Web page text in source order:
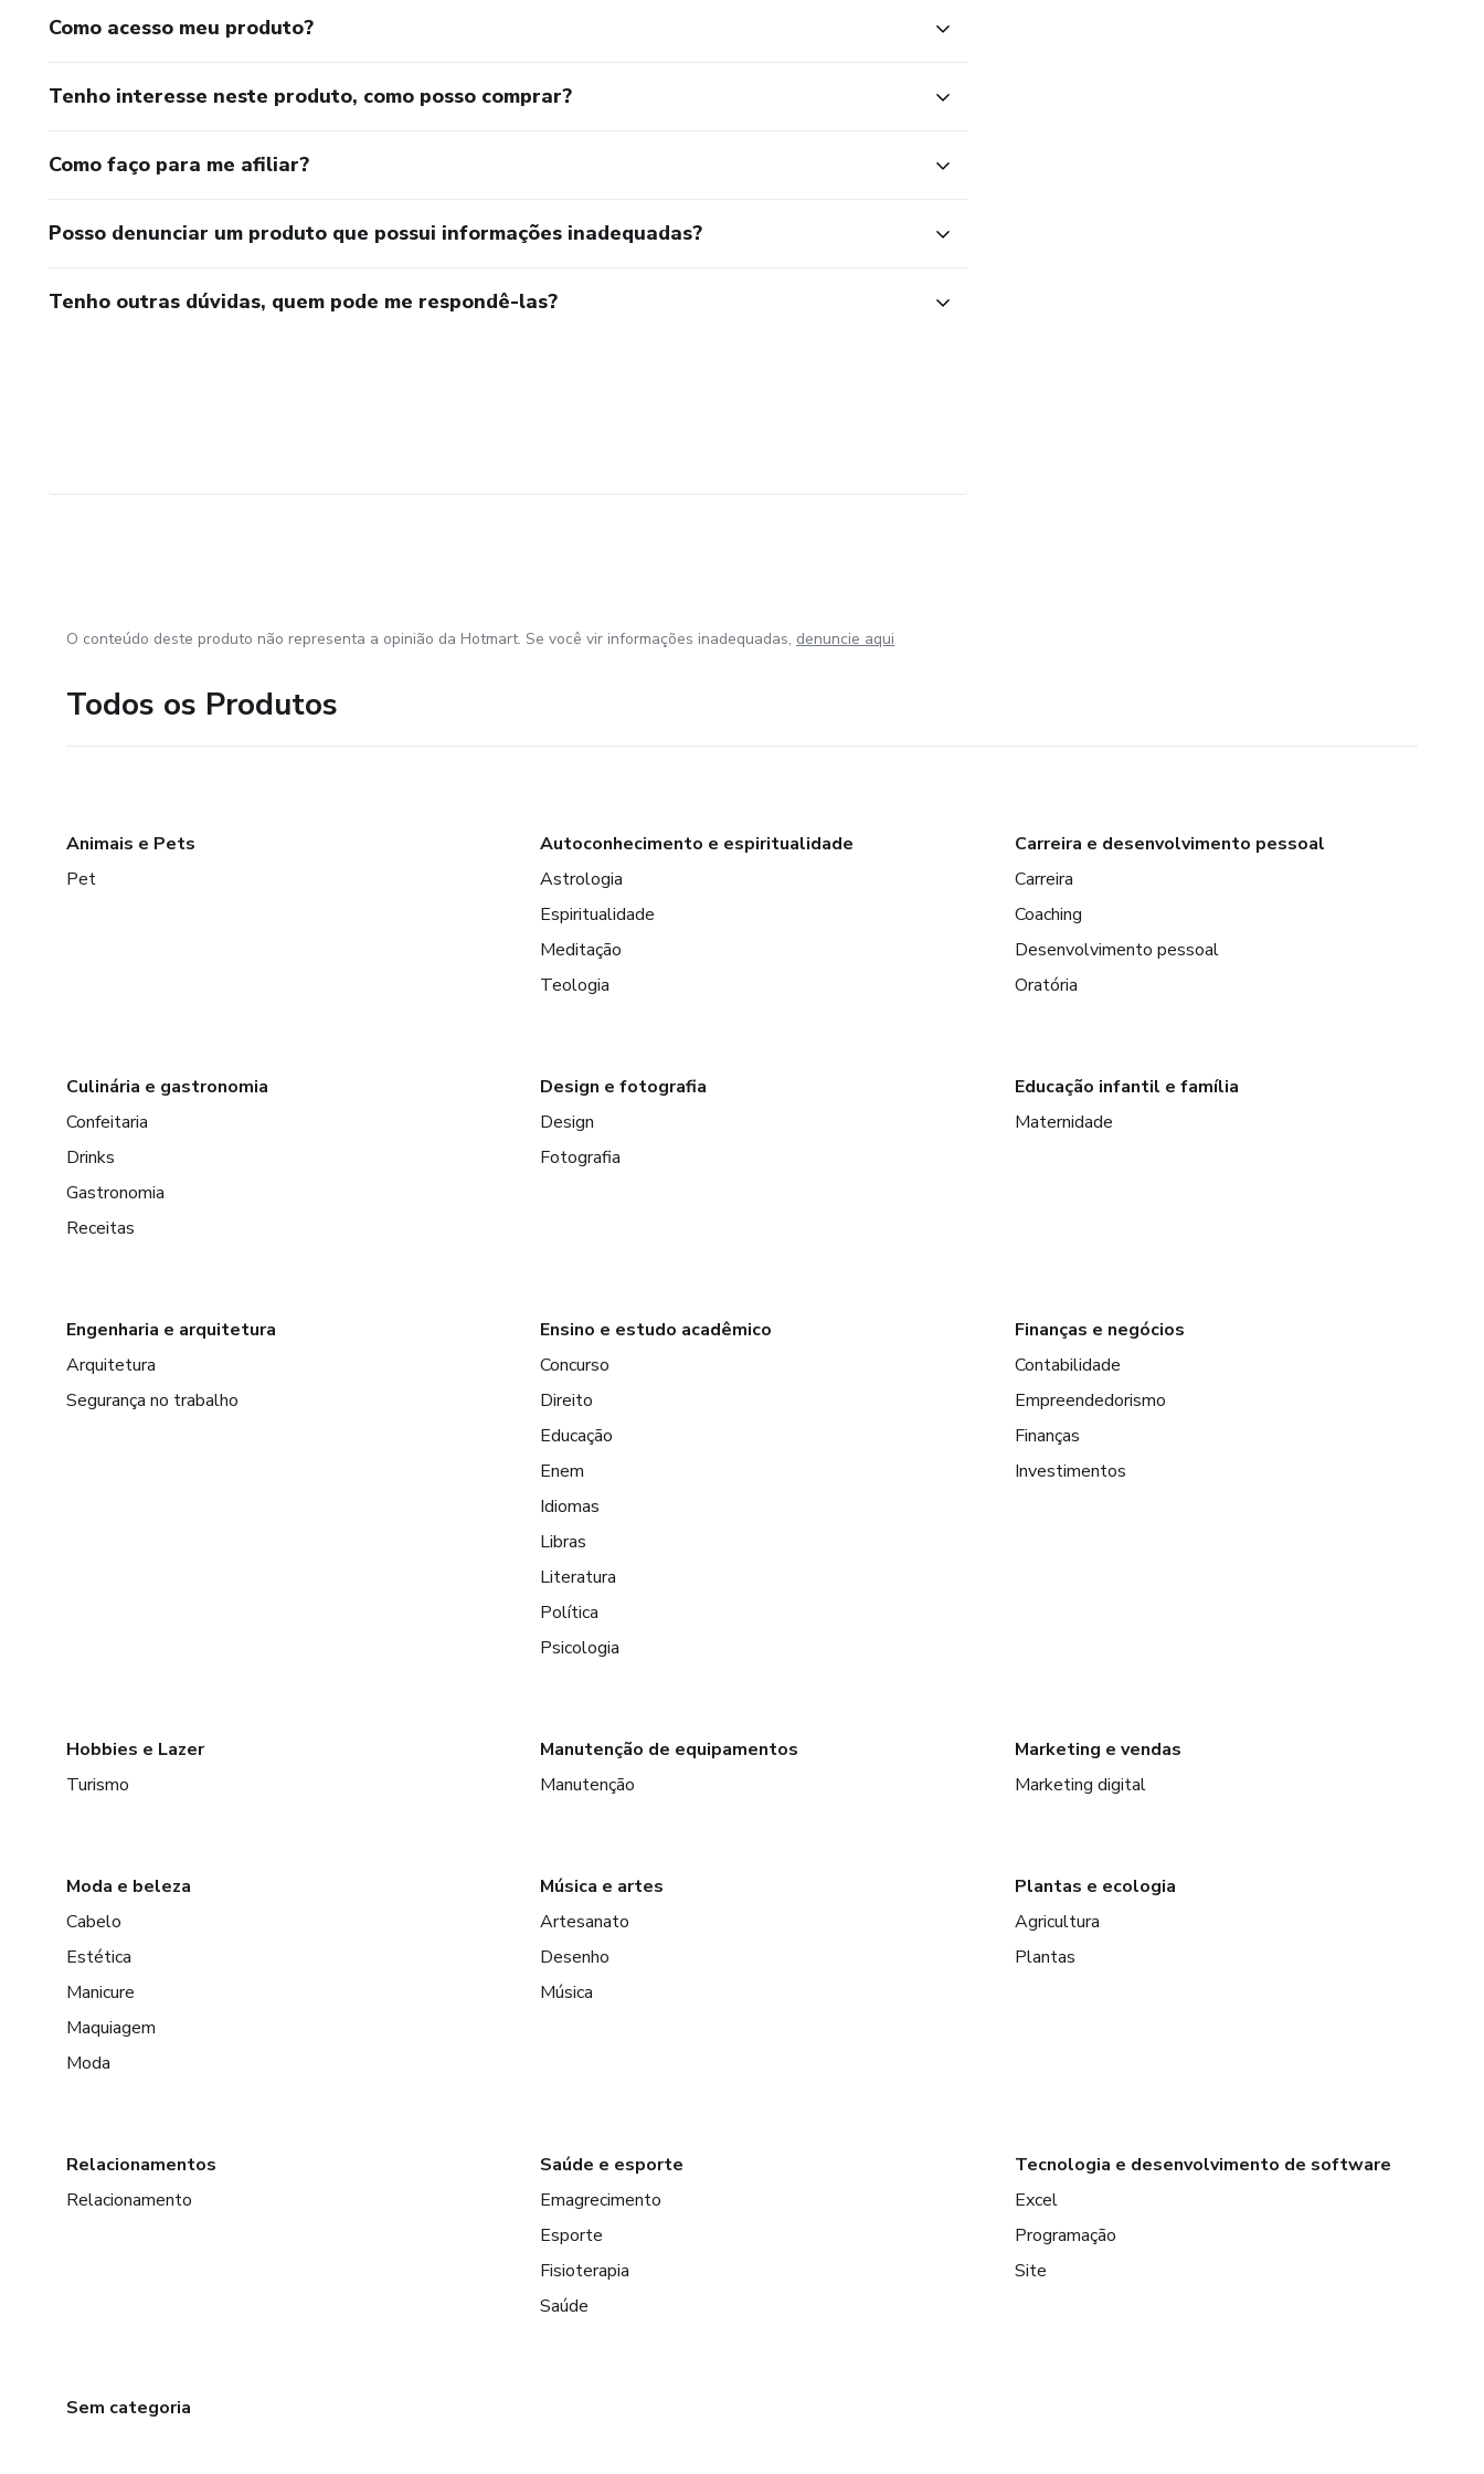
Como acesso meu produto?
Tenho interesse neste produto, como posso comprar?
Como faço para me afiliar?
Posso denunciar um produto que possui informações inadequadas?
Tenho outras dúvidas, quem pode me respondê-las?
O conteúdo deste produto não representa a opinião da Hotmart. Se você vir informações inadequadas, denuncie aqui
Todos os Produtos
Animais e Pets
Pet
Autoconhecimento e espiritualidade
Astrologia
Espiritualidade
Meditação
Teologia
Carreira e desenvolvimento pessoal
Carreira
Coaching
Desenvolvimento pessoal
Oratória
Culinária e gastronomia
Confeitaria
Drinks
Gastronomia
Receitas
Design e fotografia
Design
Fotografia
Educação infantil e família
Maternidade
Engenharia e arquitetura
Arquitetura
Segurança no trabalho
Ensino e estudo acadêmico
Concurso
Direito
Educação
Enem
Idiomas
Libras
Literatura
Política
Psicologia
Finanças e negócios
Contabilidade
Empreendedorismo
Finanças
Investimentos
Hobbies e Lazer
Turismo
Manutenção de equipamentos
Manutenção
Marketing e vendas
Marketing digital
Moda e beleza
Cabelo
Estética
Manicure
Maquiagem
Moda
Música e artes
Artesanato
Desenho
Música
Plantas e ecologia
Agricultura
Plantas
Relacionamentos
Relacionamento
Saúde e esporte
Emagrecimento
Esporte
Fisioterapia
Saúde
Tecnologia e desenvolvimento de software
Excel
Programação
Site
Sem categoria